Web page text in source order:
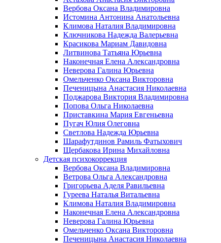
Вербова Оксана Владимировна
Истомина Антонина Анатольевна
Климова Наталия Владимировна
Ключникова Надежда Валерьевна
Красикова Мариам Давидовна
Литвинова Татьяна Юрьевна
Наконечная Елена Александровна
Неверова Галина Юрьевна
Омельченко Оксана Викторовна
Печеницына Анастасия Николаевна
Поджарова Виктория Владимировна
Попова Ольга Николаевна
Приставкина Мария Евгеньевна
Пугач Юлия Олеговна
Светлова Надежда Юрьевна
Шарафутдинов Рамиль Фатыхович
Щербакова Ирина Михайловна
Детская психокоррекция
Вербова Оксана Владимировна
Ветрова Ольга Александровна
Григорьева Аделя Равильевна
Гуреева Наталья Витальевна
Климова Наталия Владимировна
Наконечная Елена Александровна
Неверова Галина Юрьевна
Омельченко Оксана Викторовна
Печеницына Анастасия Николаевна